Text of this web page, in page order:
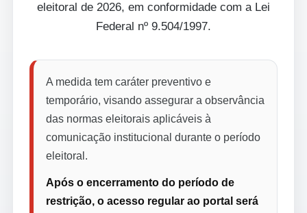
eleitoral de 2026, em conformidade com a Lei
Federal nº 9.504/1997.
A medida tem caráter preventivo e
temporário, visando assegurar a observância
das normas eleitorais aplicáveis à
comunicação institucional durante o período
eleitoral.
Após o encerramento do período de
restrição, o acesso regular ao portal será